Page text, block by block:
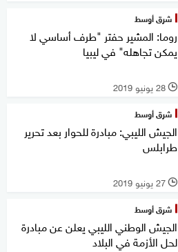
شرق أوسط
روما: المشير حفتر "طرف أساسي لا
يمكن تجاهله" في ليبيا
l 28 يونيو 2019
شرق أوسط
الجيش الليبي: مبادرة للحوار بعد تحرير
طرابلس
l 27 يونيو 2019
شرق أوسط
الجيش الوطني الليبي يعلن عن مبادرة
لحل الأزمة في البلاد